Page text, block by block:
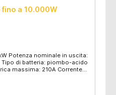
a 10.000W
Potenza nominale in uscita:
di batteria: piombo-acido
massima: 210A Corrente